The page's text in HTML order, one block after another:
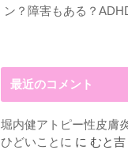
ン？障害もある？
最近のコメント
堀内健アトピー性皮膚
ひどいことに に むと吉